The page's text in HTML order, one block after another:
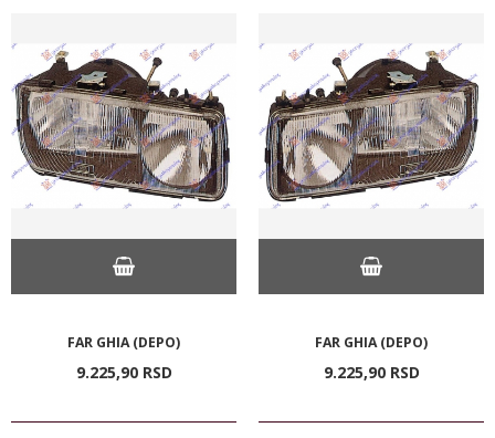
FAR GHIA (DEPO)
9.225,90 RSD
FAR GHIA (DEPO)
9.225,90 RSD